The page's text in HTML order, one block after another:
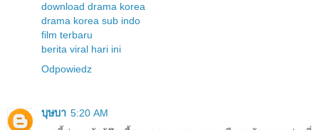
download drama korea
drama korea sub indo
film terbaru
berita viral hari ini
Odpowiedz
บุษบา 5:20 AM